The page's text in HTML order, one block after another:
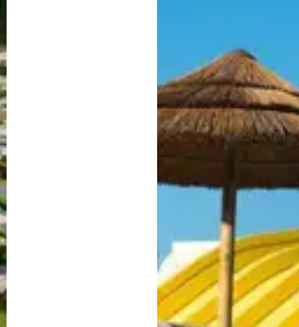
Informationen über ...